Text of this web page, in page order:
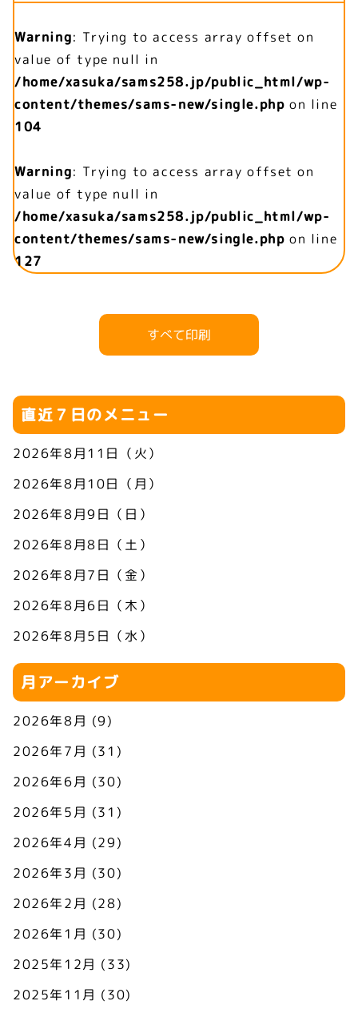
Warning: Trying to access array offset on
value of type null in
/home/xasuka/sams258.jp/public_html/wp-
content/themes/sams-new/single.php on line
104
Warning: Trying to access array offset on
value of type null in
/home/xasuka/sams258.jp/public_html/wp-
content/themes/sams-new/single.php on line
127
すべて印刷
直近７日のメニュー
2026年8月11日（火）
2026年8月10日（月）
2026年8月9日（日）
2026年8月8日（土）
2026年8月7日（金）
2026年8月6日（木）
2026年8月5日（水）
月アーカイブ
2026年8月 (9)
2026年7月 (31)
2026年6月 (30)
2026年5月 (31)
2026年4月 (29)
2026年3月 (30)
2026年2月 (28)
2026年1月 (30)
2025年12月 (33)
2025年11月 (30)